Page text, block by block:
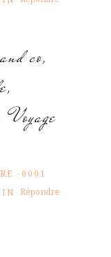
co,
-0001
Répondre